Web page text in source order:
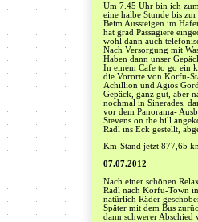
Um 7.45 Uhr bin ich
eine halbe Stunde bis
Beim Aussteigen im
hat grad Passagiere
wohl dann auch
Nach Versorgung mit
Haben dann unser
In einem Cafe to go ein
die Vororte von Korfu-
Achillion und Agios
Gepäck, ganz gut, aber
nochmal in Sinerades,
vor dem Panorama-
Stevens on the hill
Radl ins Eck gestellt,
Km-Stand jetzt 877,65
07.07.2012
Nach einer schönen
Radl nach Korfu-Town
natürlich Räder
Später mit dem Bus
dann schwerer